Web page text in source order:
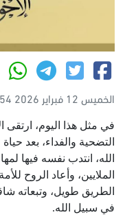
الخميس 12 فبراير 2026 03:54 م
في مثل هذا اليوم، ارتقى
التضحية والفداء، بعد
الله، انتدب نفسه فيها
الملايين، وأعاد الروح
الطريق طويل، وتبعاته
في سبيل الله.